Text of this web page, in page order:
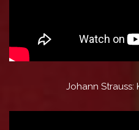
Johann Strauss: